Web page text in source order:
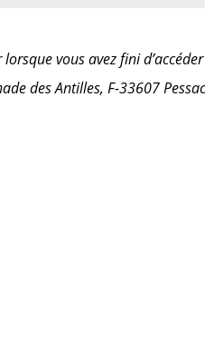
vous avez fini
des Antilles, F-33607